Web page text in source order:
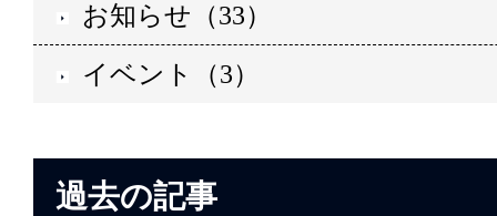
お知らせ（33）
イベント（3）
過去の記事